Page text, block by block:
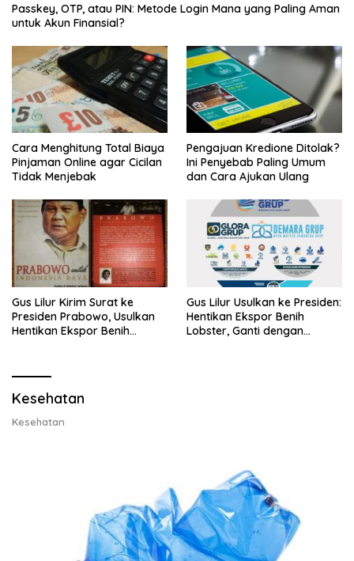
Passkey, OTP, atau PIN: Metode Login Mana yang Paling Aman
untuk Akun Finansial?
Cara Menghitung Total Biaya
Pinjaman Online agar Cicilan
Tidak Menjebak
Pengajuan Kredione Ditolak?
Ini Penyebab Paling Umum
dan Cara Ajukan Ulang
Gus Lilur Kirim Surat ke
Presiden Prabowo, Usulkan
Hentikan Ekspor Benih
Gus Lilur Usulkan ke Presiden:
Hentikan Ekspor Benih
Lobster, Ganti dengan
Kesehatan
Kesehatan